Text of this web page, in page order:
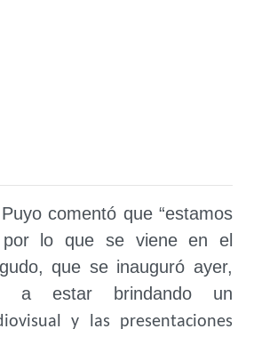
comentó que “estamos
por lo que se viene en el
que se inauguró ayer,
a estar brindando un
y las presentaciones